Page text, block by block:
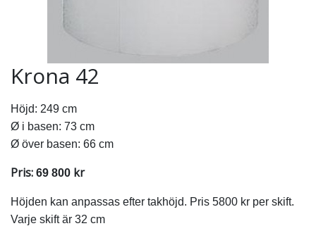
Krona 42
Höjd: 249 cm
Ø i basen: 73 cm
Ø över basen: 66 cm
Pris: 69 800 kr
Höjden kan anpassas efter takhöjd. Pris 5800 kr per skift.
Varje skift är 32 cm